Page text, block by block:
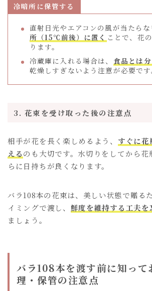
冷暗所に保管する
直射日光やエアコンの風が当たら
所（15℃前後）に置く ことで、花
ります。
冷蔵庫に入れる場合は、 食品とは
乾燥しすぎないよう注意が必要です
3. 花束を受け取った後の注意点
相手が花を長く楽しめるよう、 すぐに花
えるのも大切です。水切りをしてから花
らに日持ちが良くなります。
バラ108本の花束は、美しい状態で贈る
イミングで渡し、 鮮度を維持する工夫を
ましょう。
バラ108本を渡す前に知って
理・保管の注意点